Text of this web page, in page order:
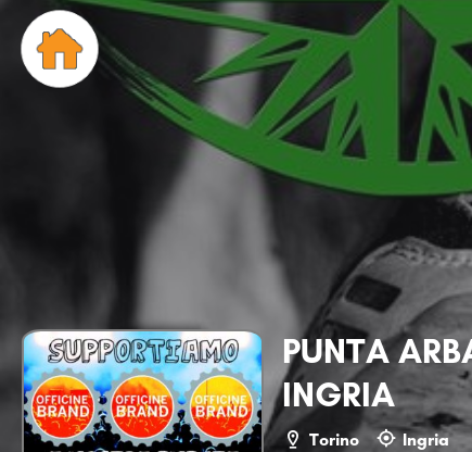
PUNTA
INGRIA
Torino Ingria